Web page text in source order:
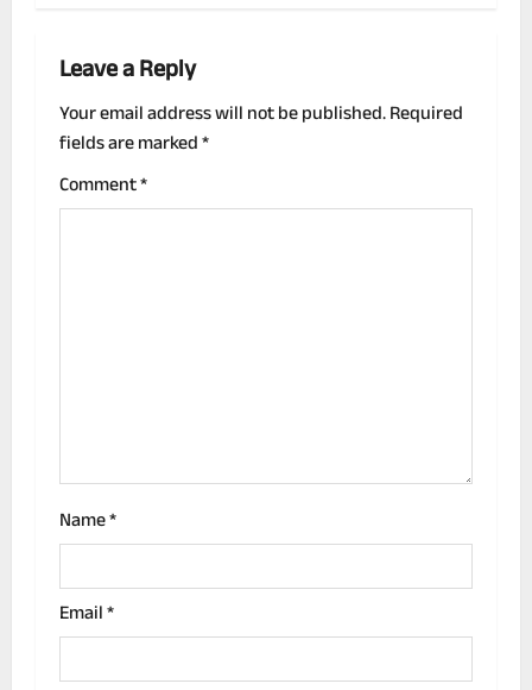
a
v
i
g
n
Leave a Reply
Your email address will not be published.Required
fields are marked*
Comment*
Name*
Email*